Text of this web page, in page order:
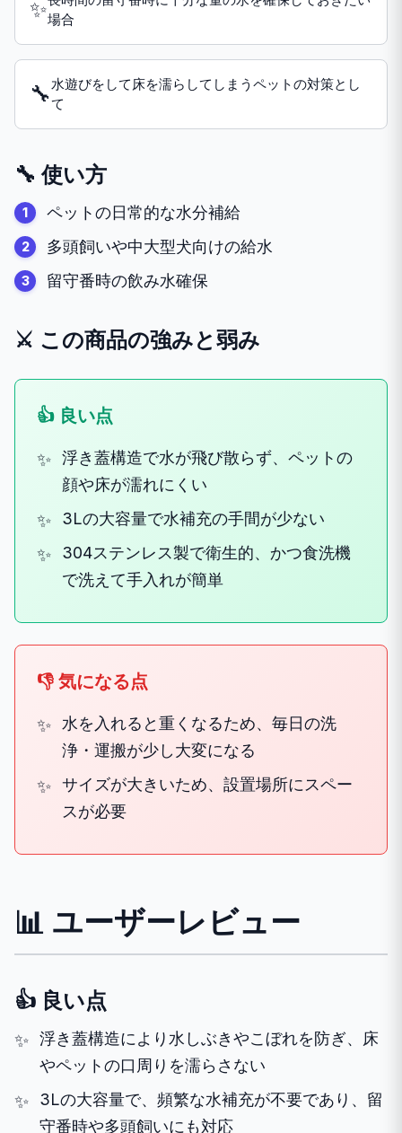
✨場合
🔧水遊びをして床を濡らしてしまうペットの対策とし
て
🔧 使い方
ペットの日常的な水分補給
多頭飼いや中大型犬向けの給水
留守番時の飲み水確保
⚔️ この商品の強みと弱み
👍 良い点
浮き蓋構造で水が飛び散らず、ペットの
顔や床が濡れにくい
3Lの大容量で水補充の手間が少ない
304ステンレス製で衛生的、かつ食洗機
で洗えて手入れが簡単
👎 気になる点
水を入れると重くなるため、毎日の洗
浄・運搬が少し大変になる
サイズが大きいため、設置場所にスペー
スが必要
📊 ユーザーレビュー
👍 良い点
浮き蓋構造により水しぶきやこぼれを防ぎ、床
やペットの口周りを濡らさない
3Lの大容量で、頻繁な水補充が不要であり、留
守番時や多頭飼いにも対応